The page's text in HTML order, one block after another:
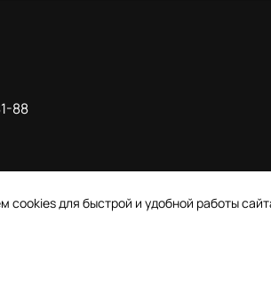
88
cookies для быстрой и удобной работы